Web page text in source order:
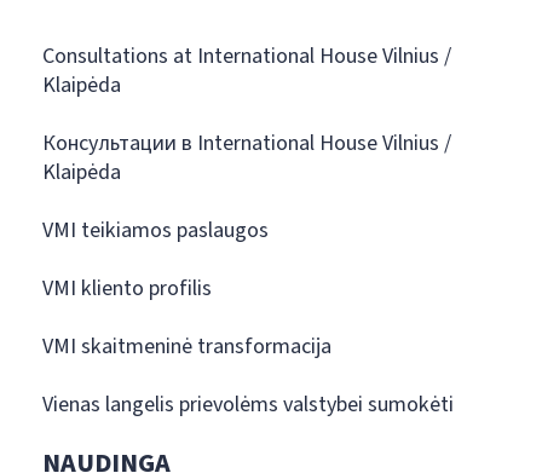
Consultations at International House Vilnius /
Klaipėda
Консультации в International House Vilnius /
Klaipėda
VMI teikiamos paslaugos
VMI kliento profilis
VMI skaitmeninė transformacija
Vienas langelis prievolėms valstybei sumokėti
NAUDINGA